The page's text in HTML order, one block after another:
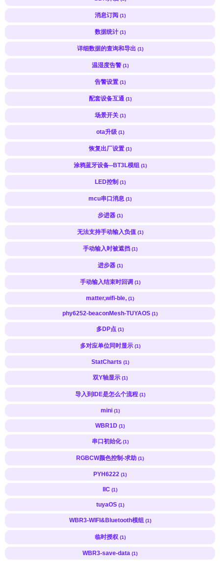
消息订阅 (1)
数据统计 (1)
详细数据的查询和导出 (1)
温湿度告警 (1)
告警设置 (1)
配套设备互通 (1)
场景开关 (1)
ota升级 (1)
恢复出厂设置 (1)
涂鸦蓝牙设备--BT3L模组 (1)
LED控制 (1)
mcu串口消息 (1)
步进器 (1)
无法支持手动输入负值 (1)
手动输入时被遮挡 (1)
进步器 (1)
手动输入结束时回调 (1)
matter,wifi-ble, (1)
phy6252-beaconMesh-TUYAOS (1)
多DP点 (1)
多对应单位同时显示 (1)
StatCharts (1)
双Y轴显示 (1)
导入到IDE是怎么个流程 (1)
mini (1)
WBR1D (1)
串口初始化 (1)
RGBCW颜色控制-求助 (1)
PYH6222 (1)
IIC (1)
tuyaOS (1)
WBR3-WIFI&Bluetooth模组 (1)
临时授权 (1)
WBR3-save-data (1)